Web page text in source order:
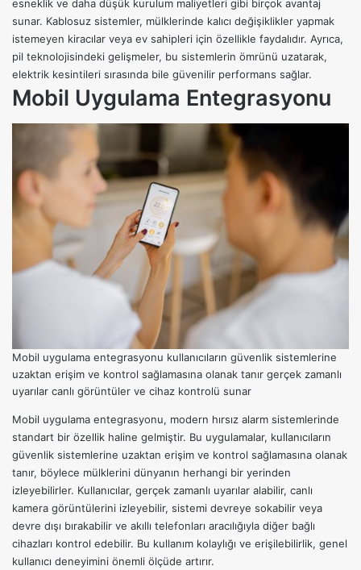
esneklik ve daha düşük kurulum maliyetleri gibi birçok avantaj
sunar. Kablosuz sistemler, mülklerinde kalıcı değişiklikler yapmak
istemeyen kiracılar veya ev sahipleri için özellikle faydalıdır. Ayrıca,
pil teknolojisindeki gelişmeler, bu sistemlerin ömrünü uzatarak,
elektrik kesintileri sırasında bile güvenilir performans sağlar.
Mobil Uygulama Entegrasyonu
Mobil uygulama entegrasyonu kullanıcıların güvenlik sistemlerine
uzaktan erişim ve kontrol sağlamasına olanak tanır gerçek zamanlı
uyarılar canlı görüntüler ve cihaz kontrolü sunar
Mobil uygulama entegrasyonu, modern hırsız alarm sistemlerinde
standart bir özellik haline gelmiştir. Bu uygulamalar, kullanıcıların
güvenlik sistemlerine uzaktan erişim ve kontrol sağlamasına olanak
tanır, böylece mülklerini dünyanın herhangi bir yerinden
izleyebilirler. Kullanıcılar, gerçek zamanlı uyarılar alabilir, canlı
kamera görüntülerini izleyebilir, sistemi devreye sokabilir veya
devre dışı bırakabilir ve akıllı telefonları aracılığıyla diğer bağlı
cihazları kontrol edebilir. Bu kullanım kolaylığı ve erişilebilirlik, genel
kullanıcı deneyimini önemli ölçüde artırır.